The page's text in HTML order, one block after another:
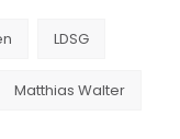
LDSG
Matthias Walter